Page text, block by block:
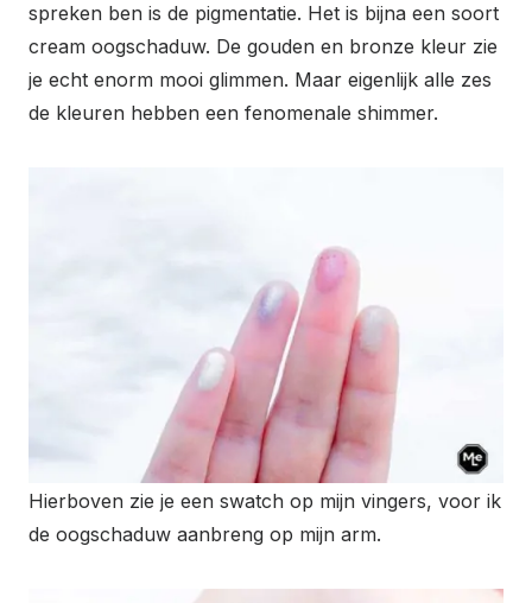
spreken ben is de pigmentatie. Het is bijna een soort
cream oogschaduw. De gouden en bronze kleur zie
je echt enorm mooi glimmen. Maar eigenlijk alle zes
de kleuren hebben een fenomenale shimmer.
Hierboven zie je een swatch op mijn vingers, voor ik
de oogschaduw aanbreng op mijn arm.